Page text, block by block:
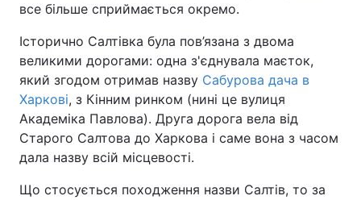
все більше сприймається окремо.
Історично Салтівка була пов’язана з двома
великими дорогами: одна з'єднувала маєток,
який згодом отримав назву Сабурова дача в
Харкові, з Кінним ринком (нині це вулиця
Академіка Павлова). Друга дорога вела від
Старого Салтова до Харкова і саме вона з часом
дала назву всій місцевості.
Що стосується походження назви Салтів, то за